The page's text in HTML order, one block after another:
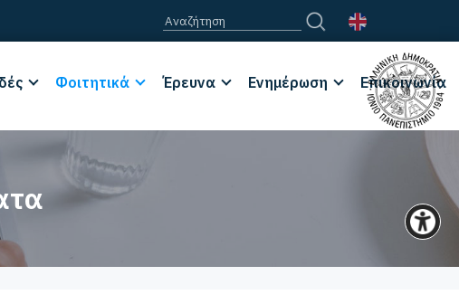
Φοιτητικά Έρευνα Ενημέρωση Επικοινωνία